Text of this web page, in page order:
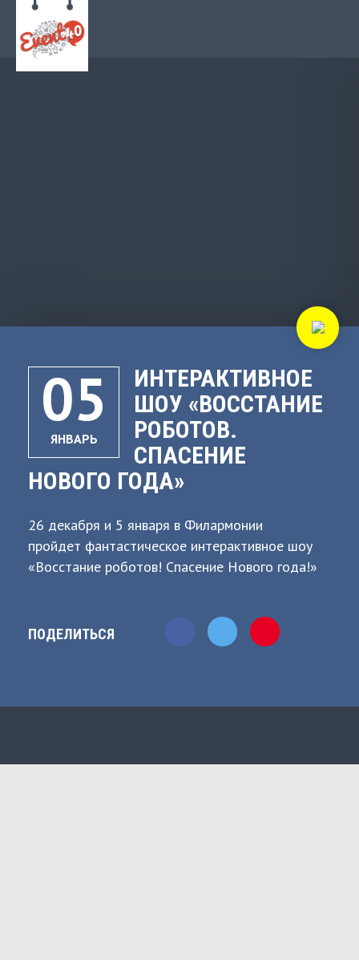
05
ЯНВАРЬ
ИНТЕРАКТИВНОЕ
ШОУ «ВОССТАНИЕ
РОБОТОВ.
СПАСЕНИЕ
НОВОГО ГОДА»
26 декабря и 5 января в Филармонии
пройдет фантастическое интерактивное шоу
«Восстание роботов! Спасение Нового года!»
Мороз – суперагент Световое шоу Шоу мега
шаров Дымовое шоу Азотные БУМы Ребята
и временной кристалл. Каждый участник
ПОДЕЛИТЬСЯ